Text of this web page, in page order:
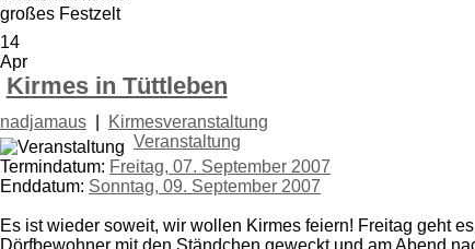
großes Festzelt
14
Apr
Kirmes in Tüttleben
nadjamaus
Kirmesveranstaltung
Veranstaltung
Termindatum: Freitag, 07. September 2007
Enddatum: Sonntag, 09. September 2007
Es ist wieder soweit, wir wollen Kirmes feiern! Freitag geht
Dörfbewohner mit den Ständchen geweckt und am Abend